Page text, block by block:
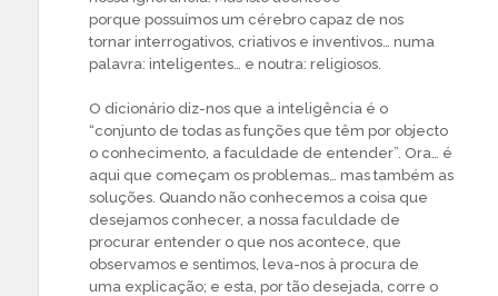
porque possuímos um cérebro capaz de nos
tornar interrogativos, criativos e inventivos… numa
palavra: inteligentes… e noutra: religiosos.
O dicionário diz-nos que a inteligência é o
“conjunto de todas as funções que têm por objecto
o conhecimento, a faculdade de entender”. Ora… é
aqui que começam os problemas… mas também as
soluções. Quando não conhecemos a coisa que
desejamos conhecer, a nossa faculdade de
procurar entender o que nos acontece, que
observamos e sentimos, leva-nos à procura de
uma explicação; e esta, por tão desejada, corre o